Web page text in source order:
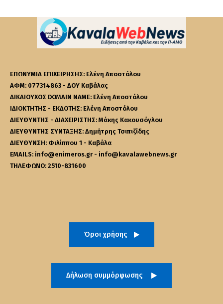
ΕΠΩΝΥΜΙΑ ΕΠΙΧΕΙΡΗΣΗΣ: Ελένη Αποστόλου
ΑΦΜ: 077314863 - ΔΟΥ Καβάλας
ΔΙΚΑΙΟΥΧΟΣ DOMAIN NAME: Ελένη Αποστόλου
ΙΔΙΟΚΤΗΤΗΣ - ΕΚΔΟΤΗΣ: Ελένη Αποστόλου
ΔΙΕΥΘΥΝΤΗΣ - ΔΙΑΧΕΙΡΙΣΤΗΣ: Μάκης Κακουσόγλου
ΔΙΕΥΘΥΝΤΗΣ ΣΥΝΤΑΞΗΣ: Δημήτρης Τσιπιζίδης
ΔΙΕΥΘΥΝΣΗ: Φιλίππου 1 - Καβάλα
EMAILS: info@enimeros.gr - info@kavalawebnews.gr
ΤΗΛΕΦΩΝΟ: 2510-831600
Όροι χρήσης
Δήλωση συμμόρφωσης